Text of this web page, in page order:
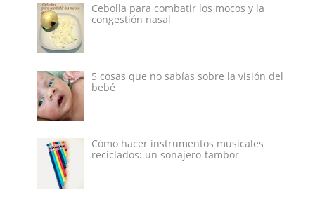
Cebolla para combatir los mocos y la
congestión nasal
5 cosas que no sabías sobre la visión del
bebé
Cómo hacer instrumentos musicales
reciclados: un sonajero-tambor